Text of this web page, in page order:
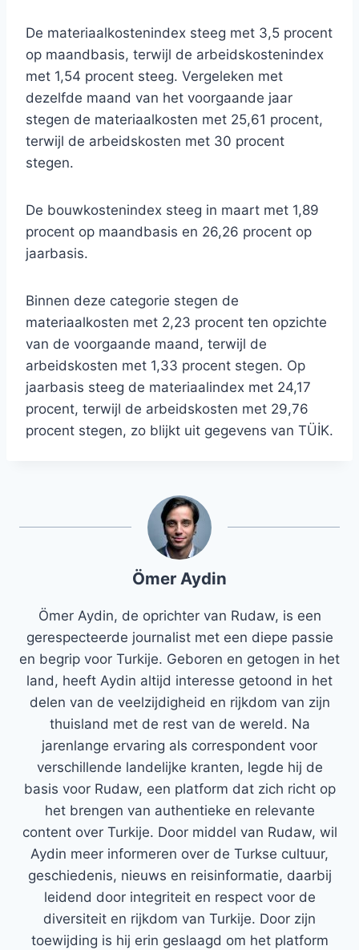
De materiaalkostenindex steeg met 3,5 procent
op maandbasis, terwijl de arbeidskostenindex
met 1,54 procent steeg. Vergeleken met
dezelfde maand van het voorgaande jaar
stegen de materiaalkosten met 25,61 procent,
terwijl de arbeidskosten met 30 procent
stegen.
De bouwkostenindex steeg in maart met 1,89
procent op maandbasis en 26,26 procent op
jaarbasis.
Binnen deze categorie stegen de
materiaalkosten met 2,23 procent ten opzichte
van de voorgaande maand, terwijl de
arbeidskosten met 1,33 procent stegen. Op
jaarbasis steeg de materiaalindex met 24,17
procent, terwijl de arbeidskosten met 29,76
procent stegen, zo blijkt uit gegevens van TÜİK.
Ömer Aydin
Ömer Aydin, de oprichter van Rudaw, is een
gerespecteerde journalist met een diepe passie
en begrip voor Turkije. Geboren en getogen in het
land, heeft Aydin altijd interesse getoond in het
delen van de veelzijdigheid en rijkdom van zijn
thuisland met de rest van de wereld. Na
jarenlange ervaring als correspondent voor
verschillende landelijke kranten, legde hij de
basis voor Rudaw, een platform dat zich richt op
het brengen van authentieke en relevante
content over Turkije. Door middel van Rudaw, wil
Aydin meer informeren over de Turkse cultuur,
geschiedenis, nieuws en reisinformatie, daarbij
leidend door integriteit en respect voor de
diversiteit en rijkdom van Turkije. Door zijn
toewijding is hij erin geslaagd om het platform